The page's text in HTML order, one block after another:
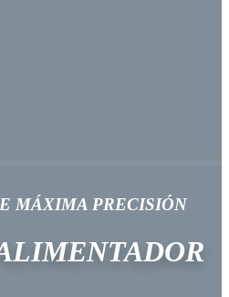
MÁXIMA PRECISIÓN